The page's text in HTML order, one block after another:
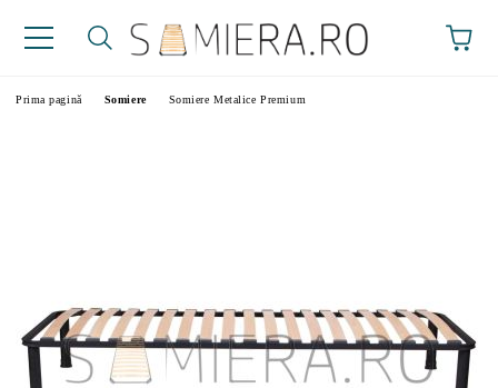
Prima pagină Somiere Somiere Metalice Premium